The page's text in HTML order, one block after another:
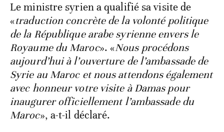
Le ministre syrien a qualifié sa visite de
«traduction concrète de la volonté politique
de la République arabe syrienne envers le
Royaume du Maroc». «Nous procédons
aujourd’hui à l’ouverture de l’ambassade de
Syrie au Maroc et nous attendons également
avec honneur votre visite à Damas pour
inaugurer officiellement l’ambassade du
Maroc», a-t-il déclaré.